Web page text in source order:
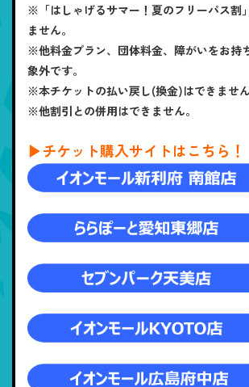
※「はしゃげるサマー！夏のフリーパス割
ません。
※他料金プラン、団体料金、障がいをお持
象外です。
※本チケットの払い戻し(換金)はできません
※他割引との併用はできません。
▶チケット購入サイトはこちら！